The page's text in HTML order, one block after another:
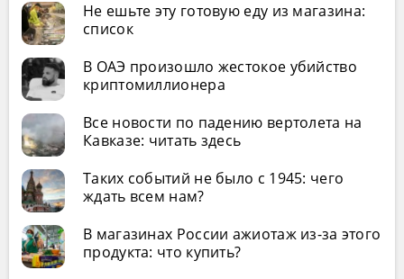
Не ешьте эту готовую еду из магазина:
список
В ОАЭ произошло жестокое убийство
криптомиллионера
Все новости по падению вертолета на
Кавказе: читать здесь
Таких событий не было с 1945: чего
ждать всем нам?
В магазинах России ажиотаж из-за этого
продукта: что купить?